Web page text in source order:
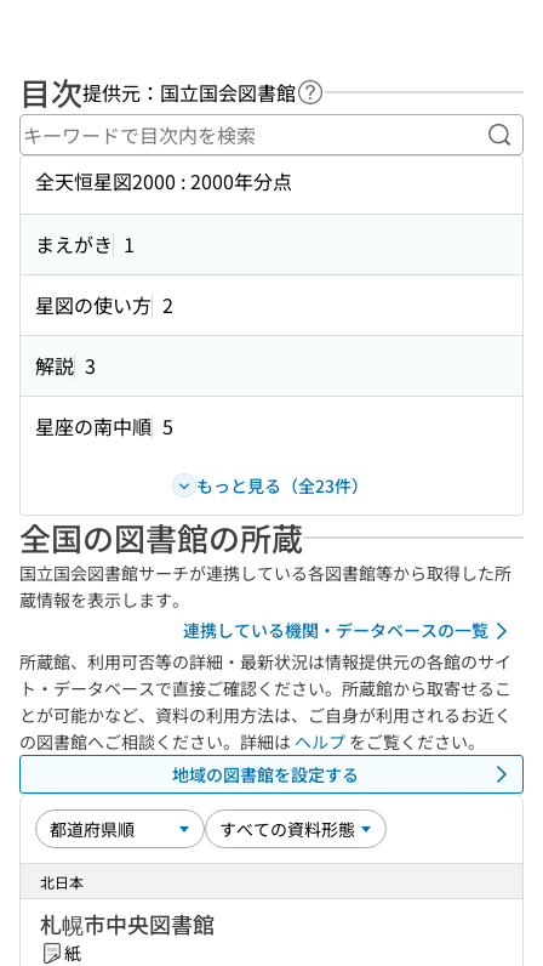
目次提供元：国立国会図書館 ヘルプページへのリンク
キ
全天恒星図2000 : 2000年分点
まえがき 1
星図の使い方 2
解説 3
星座の南中順 5
もっと見る（全23件）
全国の図書館の所蔵
国立国会図書館サーチが連携している各図書館等から取得した所
蔵情報を表示します。
連携している機関・データベースの一覧
所蔵館、利用可否等の詳細・最新状況は情報提供元の各館のサイ
ト・データベースで直接ご確認ください。所蔵館から取寄せるこ
とが可能かなど、資料の利用方法は、ご自身が利用されるお近く
の図書館へご相談ください。詳細は ヘルプ をご覧ください。
地域の図書館を設定する
北日本
札幌市中央図書館
紙